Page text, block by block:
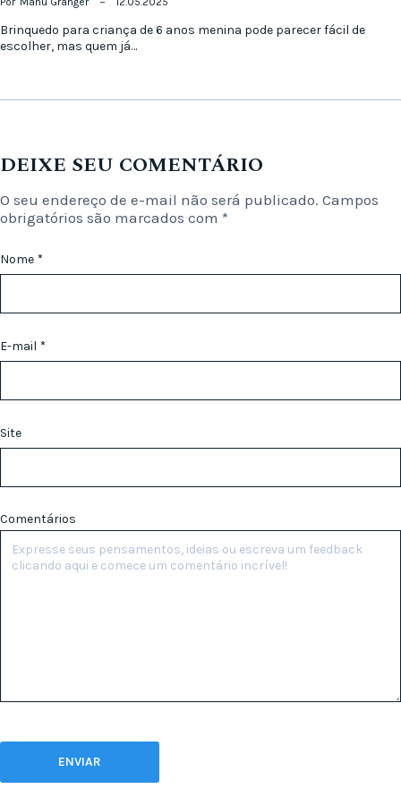
Brinquedo para criança de 6 anos menina pode parecer fácil de
escolher, mas quem já…
DEIXE SEU COMENTÁRIO
O seu endereço de e-mail não será publicado. Campos
obrigatórios são marcados com *
Nome *
E-mail *
Site
Comentários